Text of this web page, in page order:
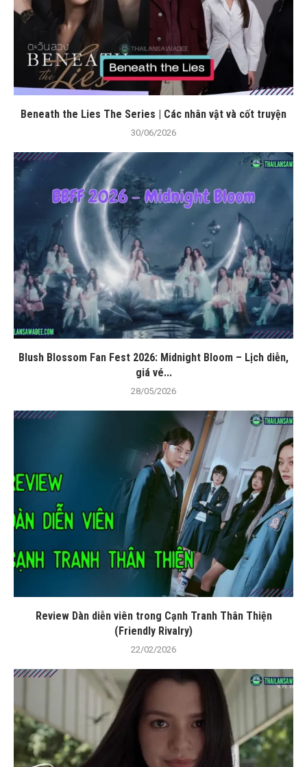
Beneath the Lies The Series | Các nhân vật và cốt truyện
30/06/2026
Blush Blossom Fan Fest 2026: Midnight Bloom – Lịch diễn,
giá vé...
28/05/2026
Review Dàn diễn viên trong Cạnh Tranh Thân Thiện
(Friendly Rivalry)
22/02/2026